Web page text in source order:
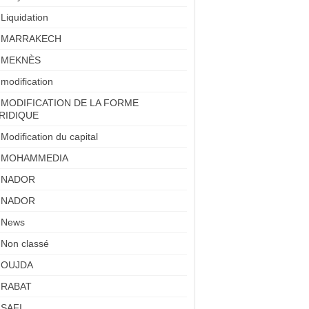
Liquidation
MARRAKECH
MEKNÈS
modification
MODIFICATION DE LA FORME
Modification du capital
MOHAMMEDIA
NADOR
NADOR
News
Non classé
OUJDA
RABAT